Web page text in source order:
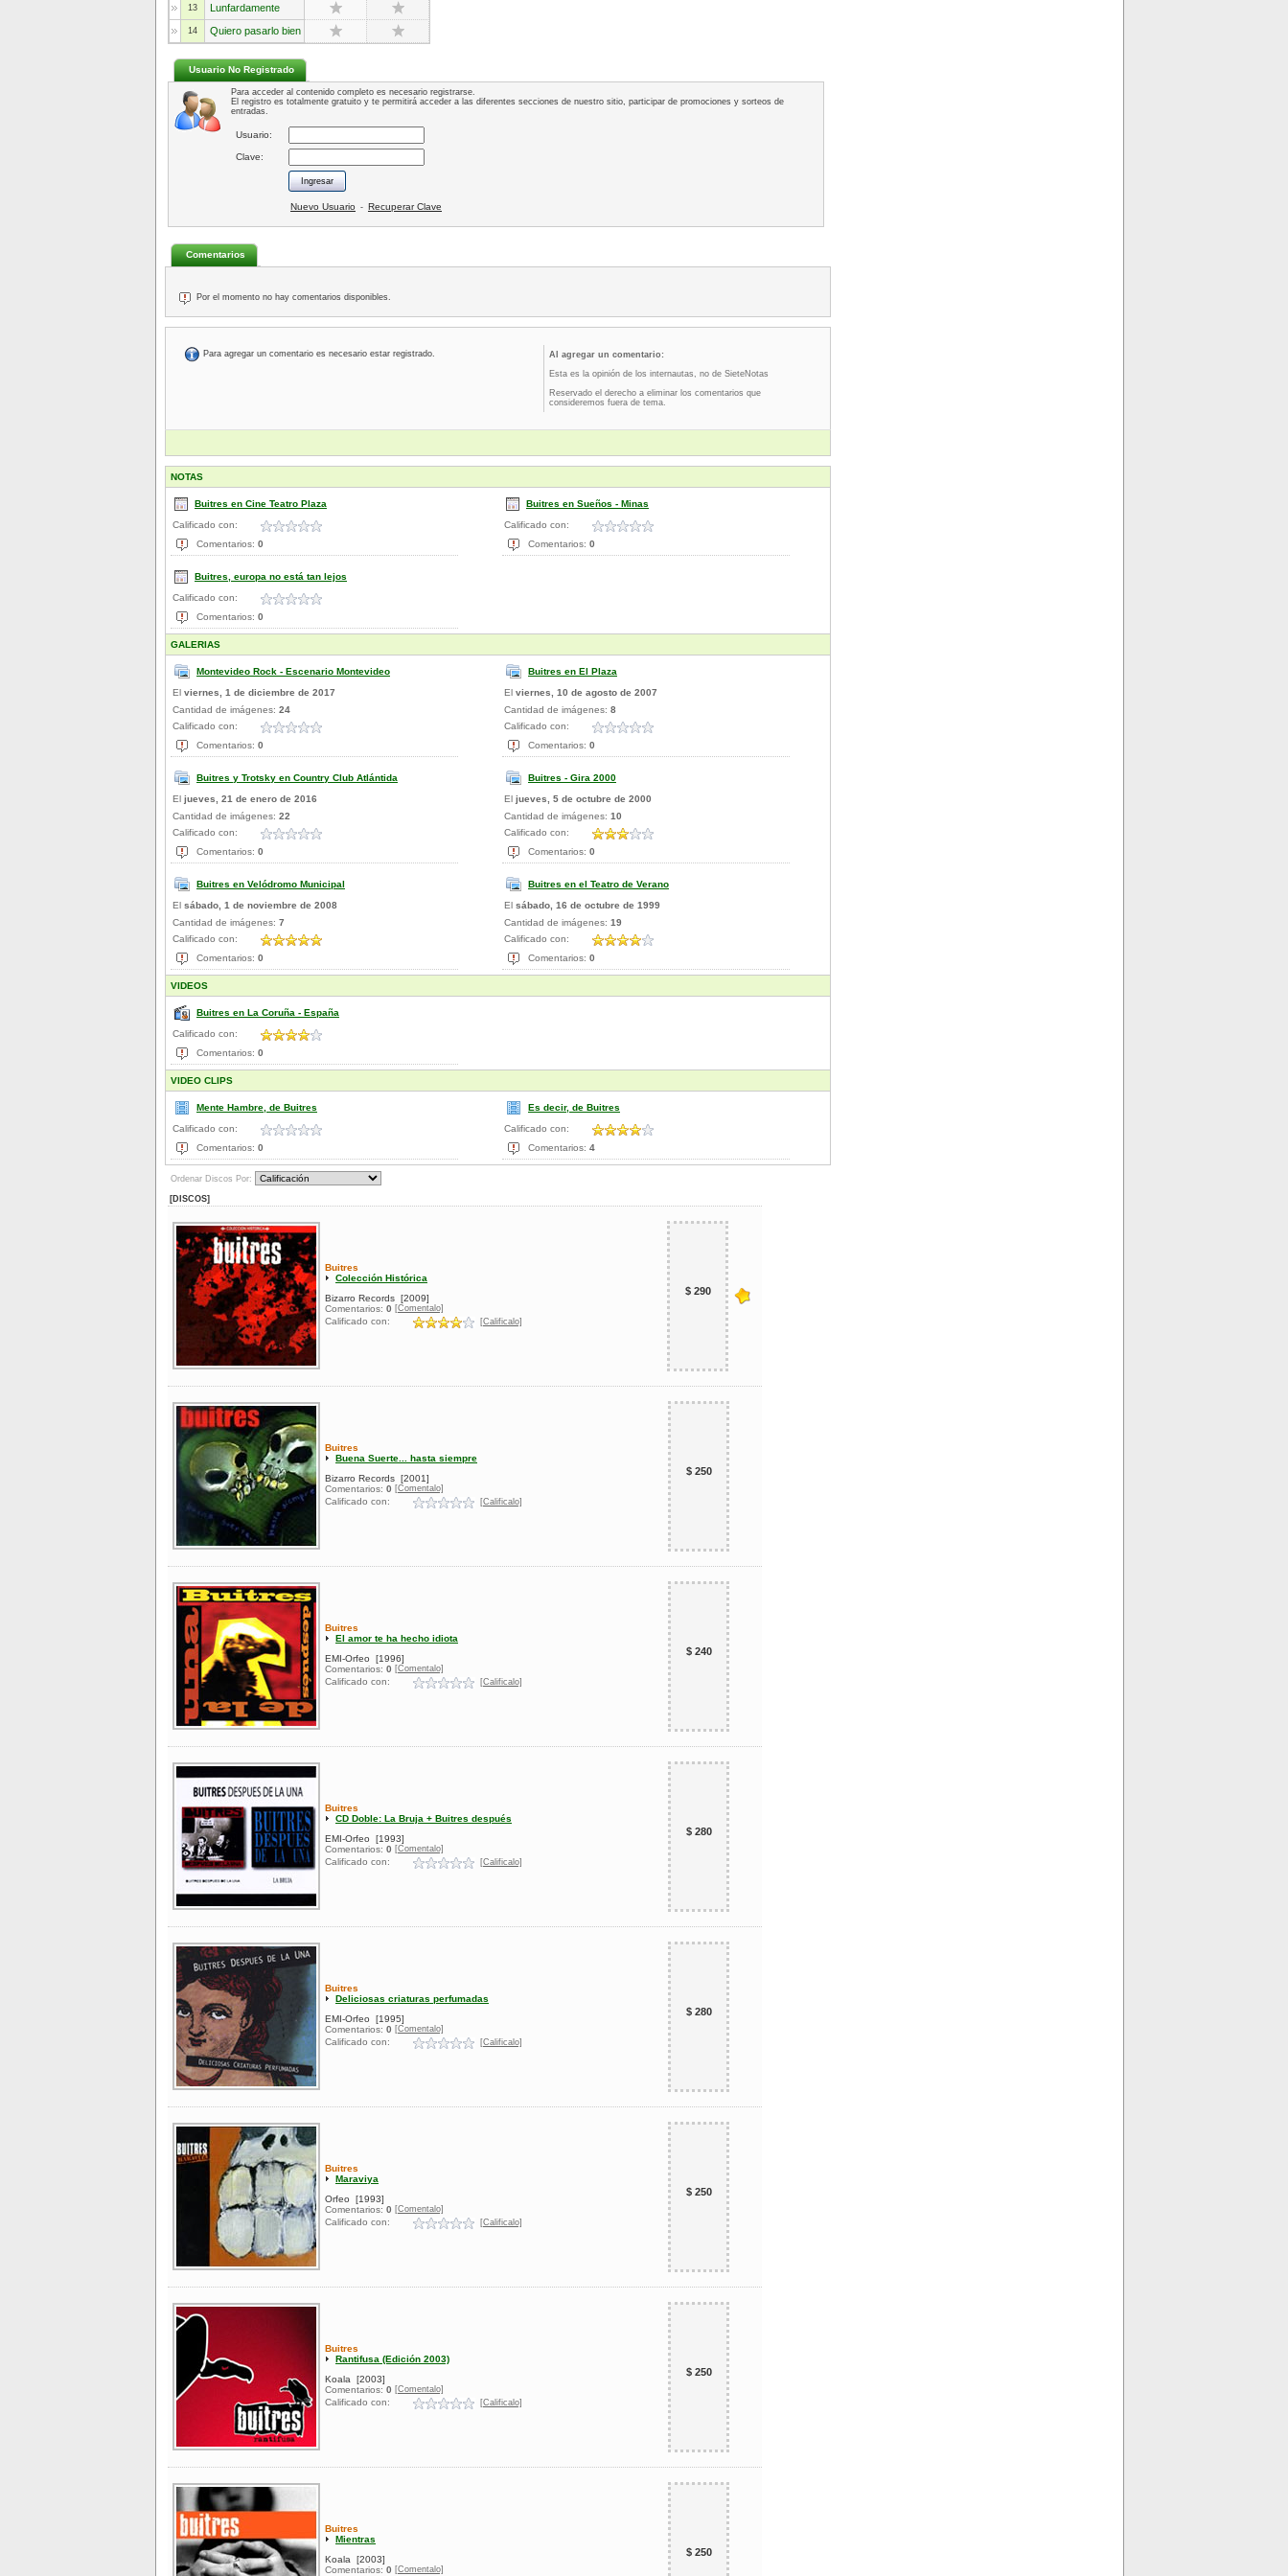
13 Lunfardamente
14 Quiero pasarlo bien
Usuario No Registrado
Para acceder al contenido completo es necesario registrarse.
El registro es totalmente gratuito y te permitirá acceder a las diferentes secciones de nuestro sitio, participar de promociones y sorteos de
entradas.
Usuario:
Clave:
Nuevo Usuario - Recuperar Clave
Comentarios
Por el momento no hay comentarios disponibles.
Para agregar un comentario es necesario estar registrado.
Al agregar un comentario:
Esta es la opinión de los internautas, no de SieteNotas
Reservado el derecho a eliminar los comentarios que
consideremos fuera de tema.
NOTAS
Buitres en Cine Teatro Plaza
Calificado con:
Comentarios: 0
Buitres en Sueños - Minas
Calificado con:
Comentarios: 0
Buitres, europa no está tan lejos
Calificado con:
Comentarios: 0
GALERIAS
Montevideo Rock - Escenario Montevideo
El viernes, 1 de diciembre de 2017
Cantidad de imágenes: 24
Calificado con:
Comentarios: 0
Buitres en El Plaza
El viernes, 10 de agosto de 2007
Cantidad de imágenes: 8
Calificado con:
Comentarios: 0
Buitres y Trotsky en Country Club Atlántida
El jueves, 21 de enero de 2016
Cantidad de imágenes: 22
Calificado con:
Comentarios: 0
Buitres - Gira 2000
El jueves, 5 de octubre de 2000
Cantidad de imágenes: 10
Calificado con:
Comentarios: 0
Buitres en Velódromo Municipal
El sábado, 1 de noviembre de 2008
Cantidad de imágenes: 7
Calificado con:
Comentarios: 0
Buitres en el Teatro de Verano
El sábado, 16 de octubre de 1999
Cantidad de imágenes: 19
Calificado con:
Comentarios: 0
VIDEOS
Buitres en La Coruña - España
Calificado con:
Comentarios: 0
VIDEO CLIPS
Mente Hambre, de Buitres
Calificado con:
Comentarios: 0
Es decir, de Buitres
Calificado con:
Comentarios: 4
Ordenar Discos Por:
[DISCOS]
Buitres
Colección Histórica
Bizarro Records [2009]
Comentarios: 0 [Comentalo]
Calificado con: [Calificalo]
$ 290
Buitres
Buena Suerte... hasta siempre
Bizarro Records [2001]
Comentarios: 0 [Comentalo]
Calificado con: [Calificalo]
$ 250
Buitres
El amor te ha hecho idiota
EMI-Orfeo
[1996]
Comentarios: 0 [Comentalo]
Calificado con: [Calificalo]
$ 240
Buitres
CD Doble: La Bruja + Buitres después
EMI-Orfeo
[1993]
Comentarios: 0 [Comentalo]
Calificado con: [Calificalo]
$ 280
Buitres
Deliciosas criaturas perfumadas
EMI-Orfeo
[1995]
Comentarios: 0 [Comentalo]
Calificado con: [Calificalo]
$ 280
Buitres
Maraviya
Orfeo
[1993]
Comentarios: 0 [Comentalo]
Calificado con: [Calificalo]
$ 250
Buitres
Rantifusa (Edición 2003)
Koala
[2003]
Comentarios: 0 [Comentalo]
Calificado con: [Calificalo]
$ 250
Buitres
Mientras
Koala
[2003]
Comentarios: 0 [Comentalo]
$ 250